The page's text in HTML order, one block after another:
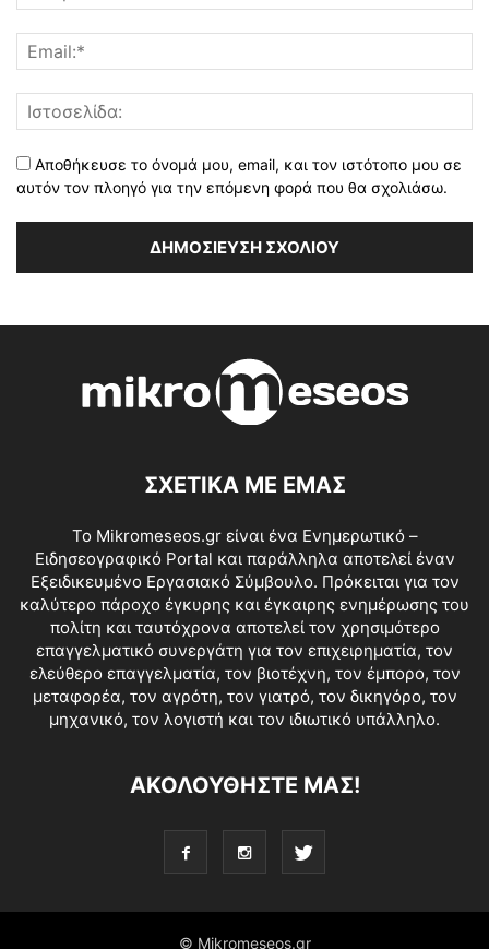
Αποθήκευσε το όνομά μου, email, και τον ιστότοπο μου σε
αυτόν τον πλοηγό για την επόμενη φορά που θα σχολιάσω.
ΣΧΕΤΙΚΑ ΜΕ ΕΜΑΣ
Το Mikromeseos.gr είναι ένα Ενημερωτικό –
Ειδησεογραφικό Portal και παράλληλα αποτελεί έναν
Εξειδικευμένο Εργασιακό Σύμβουλο. Πρόκειται για τον
καλύτερο πάροχο έγκυρης και έγκαιρης ενημέρωσης του
πολίτη και ταυτόχρονα αποτελεί τον χρησιμότερο
επαγγελματικό συνεργάτη για τον επιχειρηματία, τον
ελεύθερο επαγγελματία, τον βιοτέχνη, τον έμπορο, τον
μεταφορέα, τον αγρότη, τον γιατρό, τον δικηγόρο, τον
μηχανικό, τον λογιστή και τον ιδιωτικό υπάλληλο.
ΑΚΟΛΟΥΘΗΣΤΕ ΜΑΣ!
© Mikromeseos.gr